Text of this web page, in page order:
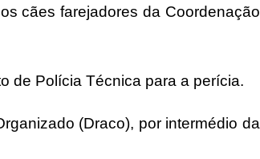
cães farejadores da Coordenação
de Polícia Técnica para a perícia.
(Draco), por intermédio da